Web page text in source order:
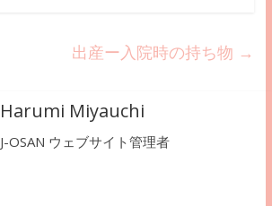
出産ー入院時の持ち物 →
Harumi Miyauchi
J-OSAN ウェブサイト管理者